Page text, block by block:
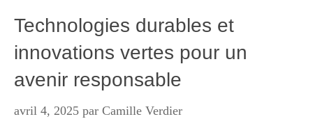
Technologies durables et
innovations vertes pour un
avenir responsable
avril 4, 2025 par Camille Verdier